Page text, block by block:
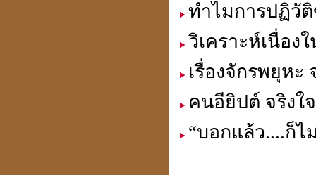
ทำไมการปฏิวัติ
วิเคราะห์เนื่อง
เรื่องจักรพยุหะ
คนอียิปต์ จริงใ
“บอกแล้ว....ก็ไ